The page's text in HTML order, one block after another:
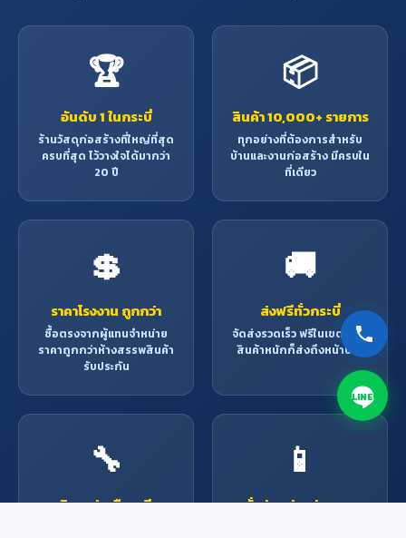
🏆
อันดับ 1 ในกระบี่
ร้านวัสดุก่อสร้างที่ใหญ่ที่สุด
ครบที่สุด ไว้วางใจได้มากว่า
20 ปี
📦
สินค้า 10,000+ รายการ
ทุกอย่างที่ต้องการสำหรับ
บ้านและงานก่อสร้าง มีครบใน
ที่เดียว
💲
ราคาโรงงาน ถูกกว่า
ซื้อตรงจากผู้แทนจำหน่าย
ราคาถูกกว่าห้างสรรพสินค้า
รับประกัน
🚚
ส่งฟรีทั่วกระบี่
จัดส่งรวดเร็ว ฟรีในเขตกระบี่
สินค้าหนักก็ส่งถึงหน้าบ้าน
🔧
บริการช่างมืออาชีพ
📱
สั่งง่าย ผ่านช่องทาง
LINE